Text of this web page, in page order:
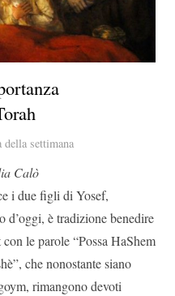
della settimana
Calò
i due figli di Yosef,
è tradizione benedire
le parole “Possa HaShem
che nonostante siano
rimangono devoti